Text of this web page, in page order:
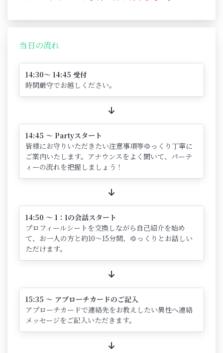
当日の流れ
14:30～ 14:45 受付
時間厳守でお越しください。
14:45 ～ Partyスタート
皆様にお守りいただきたい注意事項等ゆっくり丁寧に
ご案内いたします。アナウンスをよく聞いて、パーテ
ィーの流れを把握しましょう！
14:50 ～ 1：1の会話スタート
プロフィールシートを交換しながら自己紹介を始め
て、お一人の方と約10～15分間、ゆっくりとお話しい
ただけます。
15:35 ～ アプローチカードのご記入
アプローチカードで連絡先をお教えしたい異性へ連絡
メッセージをご記入いただきます。